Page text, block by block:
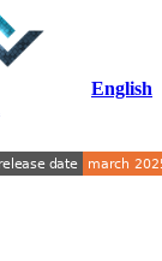
English